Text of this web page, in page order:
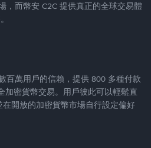
，而幣安 C2C 提供真正的全球交易體
百萬用戶的信賴，提供 800 多種付款
加密貨幣交易。用戶彼此可以輕鬆直
開放的加密貨幣市場自行設定偏好